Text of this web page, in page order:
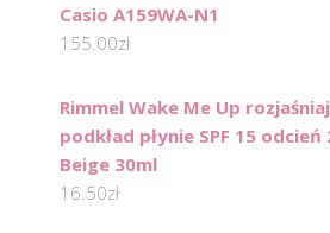
Casio A159WA-N1
155.00zł
Rimmel Wake Me Up
podkład płynie SPF 15 odcień
Beige 30ml
16.50zł